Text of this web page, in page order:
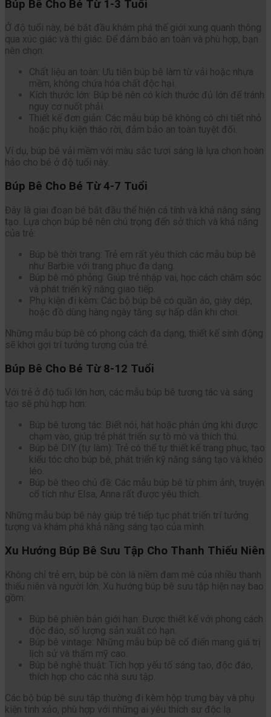
Búp Bê Cho Bé Từ 1-3 Tuổi
Ở độ tuổi này, bé bắt đầu khám phá thế giới xung quanh thông
qua xúc giác và thị giác. Để đảm bảo an toàn và phù hợp, bạn
nên chọn:
Chất liệu an toàn: Ưu tiên búp bê làm từ vải hoặc nhựa
mềm, không chứa hóa chất độc hại.
Kích thước lớn: Búp bê nên có kích thước đủ lớn để tránh
nguy cơ nuốt phải.
Thiết kế đơn giản: Các mẫu búp bê không có chi tiết nhỏ
hoặc phụ kiện tháo rời, đảm bảo an toàn tuyệt đối.
Ví dụ, búp bê vải mềm với màu sắc tươi sáng là lựa chọn hoàn
hảo cho bé ở độ tuổi này.
Búp Bê Cho Bé Từ 4-7 Tuổi
Đây là giai đoạn bé bắt đầu thể hiện cá tính và khả năng sáng
tạo. Lựa chọn búp bê nên chú trọng đến sở thích và khả năng
của trẻ:
Búp bê thời trang: Trẻ em rất yêu thích các mẫu búp bê
như Barbie với trang phục đa dạng.
Búp bê mô phỏng: Giúp trẻ nhập vai, học cách chăm sóc
và phát triển kỹ năng giao tiếp.
Phụ kiện đi kèm: Các bộ búp bê có quần áo, giày dép,
hoặc đồ dùng hàng ngày tăng sự hấp dẫn khi chơi.
Những mẫu búp bê có phong cách đa dạng, thiết kế sinh động
sẽ khơi gợi trí tưởng tượng của trẻ.
Búp Bê Cho Bé Từ 8-12 Tuổi
Với trẻ ở độ tuổi lớn hơn, các mẫu búp bê tương tác và sáng
tạo sẽ phù hợp hơn:
Búp bê tương tác: Biết nói, hát hoặc phản ứng khi được
chạm vào, giúp trẻ phát triển sự tò mò và thích thú.
Búp bê DIY (tự làm): Trẻ có thể tự thiết kế trang phục, tạo
kiểu tóc cho búp bê, phát triển kỹ năng sáng tạo và khéo
léo.
Búp bê theo chủ đề: Các mẫu búp bê từ phim ảnh, truyện
cổ tích như Elsa, Anna rất được yêu thích.
Những mẫu búp bê này giúp trẻ tiếp tục phát triển trí tưởng
tượng và khám phá khả năng sáng tạo của mình.
Xu Hướng Búp Bê Sưu Tập Cho Thanh Thiếu Niên
Không chỉ trẻ em, búp bê còn là niềm đam mê của nhiều thanh
thiếu niên và người lớn. Xu hướng búp bê sưu tập hiện nay bao
gồm:
Búp bê phiên bản giới hạn: Được thiết kế với phong cách
độc đáo, số lượng sản xuất có hạn.
Búp bê vintage: Những mẫu búp bê cổ điển mang giá trị
lịch sử và thẩm mỹ cao.
Búp bê nghệ thuật: Tích hợp yếu tố sáng tạo, độc đáo,
thích hợp cho các nhà sưu tập.
Các bộ búp bê sưu tập thường đi kèm hộp trưng bày và phụ
kiện tinh xảo, phù hợp với những ai yêu thích sự độc lạ.